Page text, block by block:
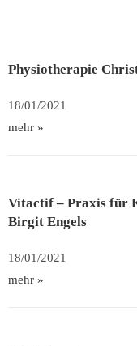
Physiotherapie
18/01/2021
mehr »
Vitactif – Praxis für
Birgit Engels
18/01/2021
mehr »